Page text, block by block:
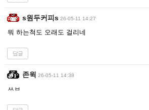
s원두커피s 26-05-11 14:27
뭐 하는척도 오래도 걸리네
답글
존윅 26-05-11 14:38
ㅆㅂ